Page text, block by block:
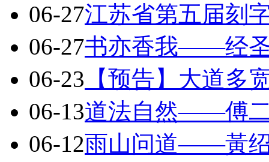
06-27江苏省第五届刻
06-27书亦香我——经
06-23 【预告】大道
06-13道法自然——傅
06-12雨山问道——黃